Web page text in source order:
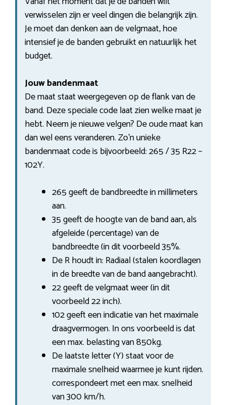
verwisselen zijn er veel dingen die belangrijk zijn.
Je moet dan denken aan de velgmaat, hoe
intensief je de banden gebruikt en natuurlijk het
budget.
Jouw bandenmaat
De maat staat weergegeven op de flank van de
band. Deze speciale code laat zien welke maat je
hebt. Neem je nieuwe velgen? De oude maat kan
dan wel eens veranderen. Zo’n unieke
bandenmaat code is bijvoorbeeld: 265 / 35 R22 –
102Y.
265 geeft de bandbreedte in millimeters
aan.
35 geeft de hoogte van de band aan, als
afgeleide (percentage) van de
bandbreedte (in dit voorbeeld 35%.
De R houdt in: Radiaal (stalen koordlagen
in de breedte van de band aangebracht).
22 geeft de velgmaat weer (in dit
voorbeeld 22 inch).
102 geeft een indicatie van het maximale
draagvermogen. In ons voorbeeld is dat
een max. belasting van 850kg.
De laatste letter (Y) staat voor de
maximale snelheid waarmee je kunt rijden.
correspondeert met een max. snelheid
van 300 km/h.